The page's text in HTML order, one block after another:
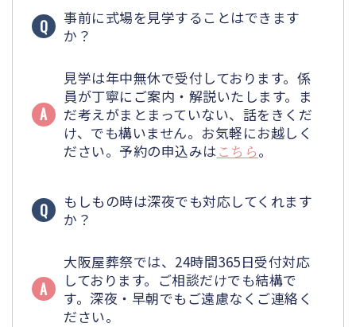
事前に式場を見学することはできます
か？
見学は年中無休で受付しております。係
員が丁寧にご案内・解説いたします。ま
だ考えがまとまっていない、話をきくだ
け、でも構いません。お気軽にお越しく
ださい。予約の申込みはこちら。
もしもの時は深夜でも対応してくれます
か？
大阪屋葬祭では、24時間365日受付対応
しております。ご相談だけでも結構で
す。深夜・早朝でもご遠慮なくご連絡く
ださい。